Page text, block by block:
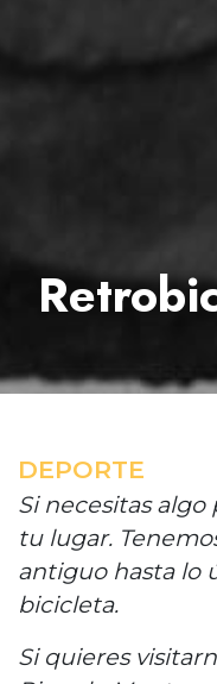
DEPORTE
Si necesitas algo
tu lugar.
antiguo hasta lo
bicicleta.
Si quieres